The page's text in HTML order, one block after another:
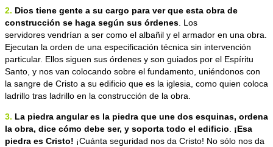
2. Dios tiene gente a su cargo para ver que esta obra de
construcción se haga según sus órdenes . Los
servidores vendrían a ser como el albañil y el armador en una obra.
Ejecutan la orden de una especificación técnica sin intervención
particular. Ellos siguen sus órdenes y son guiados por el Espíritu
Santo, y nos van colocando sobre el fundamento, uniéndonos con
la sangre de Cristo a su edificio que es la iglesia, como quien coloca
ladrillo tras ladrillo en la construcción de la obra.
3. La piedra angular es la piedra que une dos esquinas, ordena
la obra, dice cómo debe ser, y soporta todo el edificio
¡Esa
piedra es Cristo! ¡Cuánta seguridad nos da Cristo! No sólo nos da